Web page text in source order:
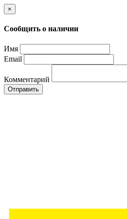
×
Сообщить о наличии
Имя
Email
Комментарий
Отправить